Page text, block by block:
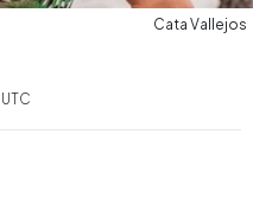
Cata Vallejos
UTC